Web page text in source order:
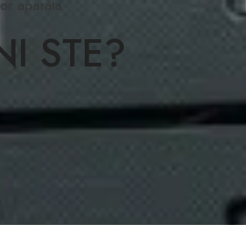
aparata
STE?